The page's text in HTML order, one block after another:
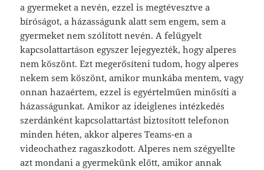
a gyermeket a nevén, ezzel is megtévesztve a
bíróságot, a házasságunk alatt sem engem, sem a
gyermeket nem szólított nevén. A felügyelt
kapcsolattartáson egyszer lejegyezték, hogy alperes
nem köszönt. Ezt megerősíteni tudom, hogy alperes
nekem sem köszönt, amikor munkába mentem, vagy
onnan hazaértem, ezzel is egyértelműen minősíti a
házasságunkat. Amikor az ideiglenes intézkedés
szerdánként kapcsolattartást biztosított telefonon
minden héten, akkor alperes Teams-en a
videochathez ragaszkodott. Alperes nem szégyellte
azt mondani a gyermekünk előtt, amikor annak